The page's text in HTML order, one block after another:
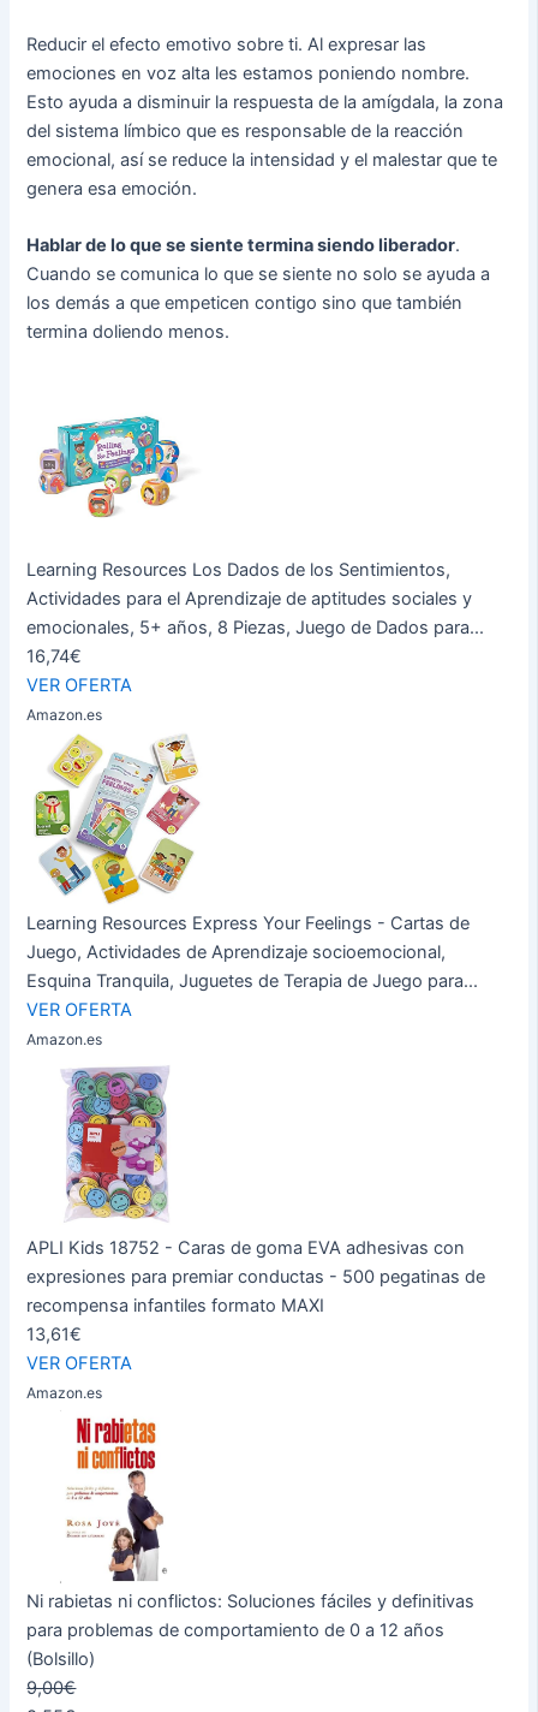
Reducir el efecto emotivo sobre ti. Al expresar las
emociones en voz alta les estamos poniendo nombre.
Esto ayuda a disminuir la respuesta de la amígdala, la zona
del sistema límbico que es responsable de la reacción
emocional, así se reduce la intensidad y el malestar que te
genera esa emoción.
Hablar de lo que se siente termina siendo liberador.
Cuando se comunica lo que se siente no solo se ayuda a
los demás a que empeticen contigo sino que también
termina doliendo menos.
Learning Resources Los Dados de los Sentimientos,
Actividades para el Aprendizaje de aptitudes sociales y
emocionales, 5+ años, 8 Piezas, Juego de Dados para...
16,74€
VER OFERTA
Amazon.es
Learning Resources Express Your Feelings - Cartas de
Juego, Actividades de Aprendizaje socioemocional,
Esquina Tranquila, Juguetes de Terapia de Juego para...
VER OFERTA
Amazon.es
APLI Kids 18752 - Caras de goma EVA adhesivas con
expresiones para premiar conductas - 500 pegatinas de
recompensa infantiles formato MAXI
13,61€
VER OFERTA
Amazon.es
Ni rabietas ni conflictos: Soluciones fáciles y definitivas
para problemas de comportamiento de 0 a 12 años
(Bolsillo)
9,00€